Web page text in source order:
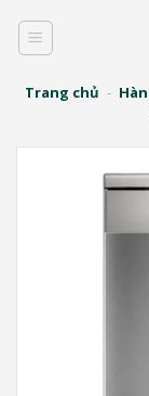
qua
dungTrang chủ -